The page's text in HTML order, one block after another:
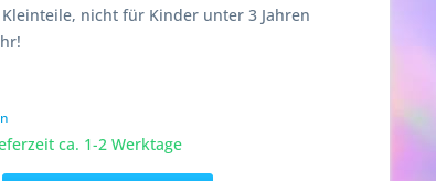
nicht für Kinder unter 3 Jahren
ca. 1-2 Werktage